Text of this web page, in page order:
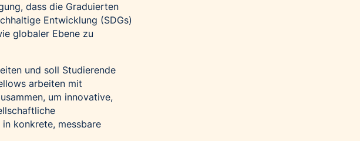
dass die Graduierten
Entwicklung (SDGs)
globaler Ebene zu
und soll Studierende
arbeiten mit
um innovative,
konkrete, messbare